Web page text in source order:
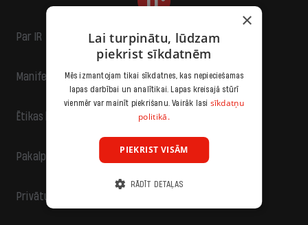
Par IR
Manifests
Ētikas kodekss
Pakalpojumu sniegšanas noteikumi
Privātuma politika
×
Lai turpinātu, lūdzam
piekrist sīkdatnēm
Mēs izmantojam tikai sīkdatnes, kas nepieciešamas
lapas darbībai un analītikai. Lapas kreisajā stūrī
vienmēr var mainīt piekrišanu. Vairāk lasi sīkdatņu
politikā.
PIEKRIST VISĀM
RĀDĪT DETAĻAS